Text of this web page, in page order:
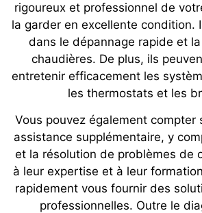
rigoureux et professionnel de
la garder en excellente condition.
dans le dépannage rapide et
chaudières. De plus, ils
entretenir efficacement les
les thermostats et les
Vous pouvez également compter
assistance supplémentaire, y
et la résolution de problèmes de
à leur expertise et à leur
rapidement vous fournir des
professionnelles. Outre le